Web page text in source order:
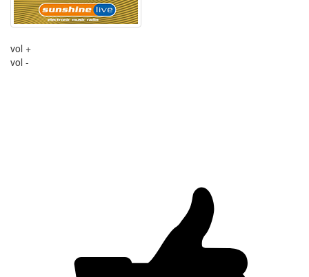
vol +
vol -